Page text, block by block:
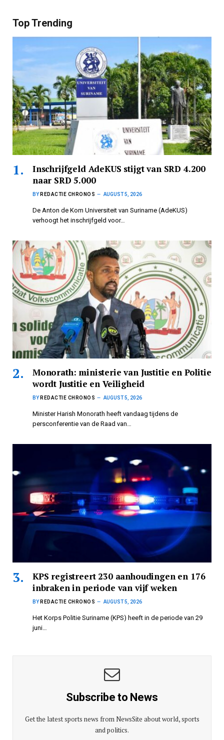
Top Trending
Inschrijfgeld AdeKUS stijgt van SRD 4.200
naar SRD 5.000
BY REDACTIE CHRONOS AUGUST 5, 2026
De Anton de Kom Universiteit van Suriname (AdeKUS)
verhoogt het inschrijfgeld voor…
Monorath: ministerie van Justitie en Politie
wordt Justitie en Veiligheid
BY REDACTIE CHRONOS AUGUST 5, 2026
Minister Harish Monorath heeft vandaag tijdens de
persconferentie van de Raad van…
KPS registreert 230 aanhoudingen en 176
inbraken in periode van vijf weken
BY REDACTIE CHRONOS AUGUST 5, 2026
Het Korps Politie Suriname (KPS) heeft in de periode van 29
juni…
Subscribe to News
Get the latest sports news from NewsSite about world, sports
and politics.